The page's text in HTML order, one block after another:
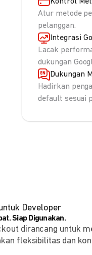
Kontrol
Atur metode
pelanggan.
Integrasi
Lacak
dukungan
Dukungan
Hadirkan
default sesuai
Developer
Siap Digunakan.
dirancang untuk
fleksibilitas dan